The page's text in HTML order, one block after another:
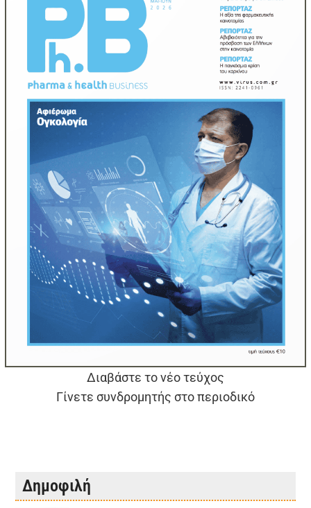
Διαβάστε το νέο τεύχος
Γίνετε συνδρομητής στο περιοδικό
Δημοφιλή